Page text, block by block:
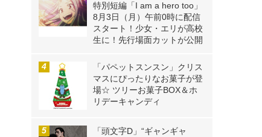
特別短編「I am a hero too」
8月3日（月）午前0時に配信
スタート！少女・エリが高校
生に！先行場面カットが公開
「パペットスンスン」クリス
マスにぴったりなお菓子が登
場☆ ツリーお菓子BOX＆ホ
リデーキャンディ
「頭文字D」“ギャンギャ